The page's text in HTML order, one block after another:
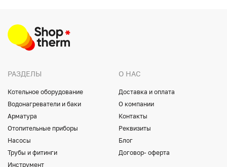
РАЗДЕЛЫ
Котельное оборудование
Водонагреватели и баки
Арматура
Отопительные приборы
Насосы
Трубы и фитинги
Инструмент
О НАС
Доставка и оплата
О компании
Контакты
Реквизиты
Блог
Договор- оферта